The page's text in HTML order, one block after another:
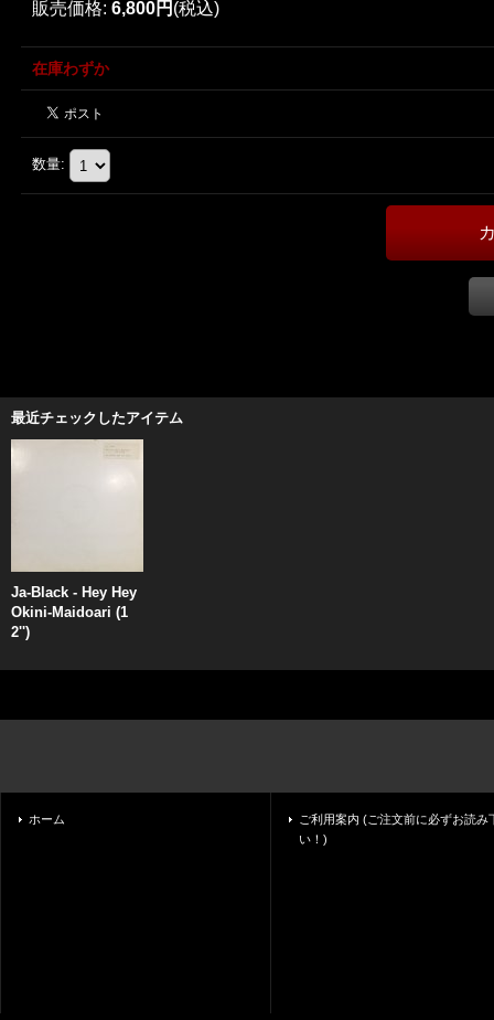
販売価格: 6,800円 (税込)
在庫わずか
数量:
最近チェックしたアイテム
Ja-Black - Hey Hey
Okini-Maidoari (1
2'')
ホーム
ご利用案内 (ご注文前に必ずお読み
い！)